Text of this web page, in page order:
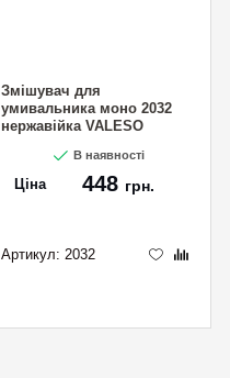
Змішувач для
умивальника моно 2032
нержавійка VALESO
В наявності
Ціна 448 грн.
Артикул: 2032